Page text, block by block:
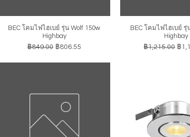
ดูข้อมูลด่วน
BEC โคมไฟไฮเบย์ รุ่น Wolf 150w
Highbay
ราคาปกติ
฿849.00 ราคาขายลด
฿806.55
ดูข้อมูลด่
BEC โคมไฟไฮเบย์ รุ่
Highbay
ราคาปกติ
฿1,215.00 รา
฿